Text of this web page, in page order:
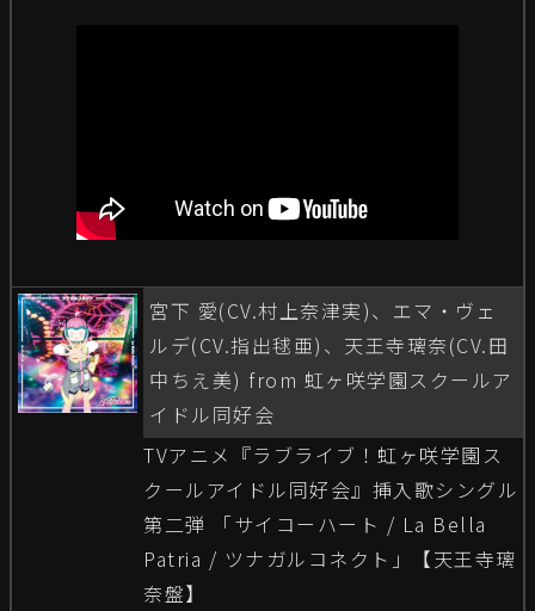
宮下 愛(CV.村上奈津実)、エマ・ヴェ
ルデ(CV.指出毬亜)、天王寺璃奈(CV.田
中ちえ美) from 虹ヶ咲学園スクールア
イドル同好会
TVアニメ『ラブライブ！虹ヶ咲学園ス
クールアイドル同好会』挿入歌シングル
第二弾 「サイコーハート / La Bella
Patria / ツナガルコネクト」【天王寺璃
奈盤】